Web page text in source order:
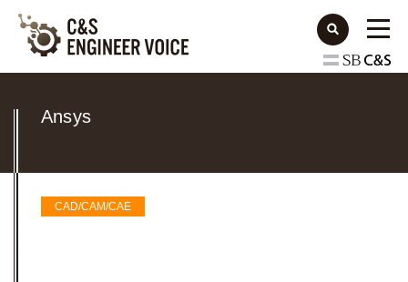
Ansys
CAD/CAM/CAE